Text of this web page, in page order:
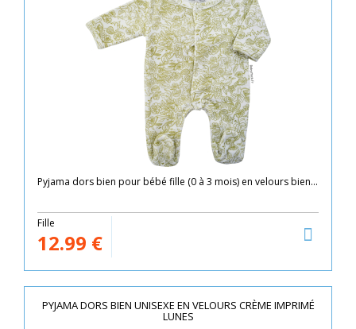
Pyjama dors bien pour bébé fille (0 à 3 mois) en velours bien...
Fille
12.99 €
PYJAMA DORS BIEN UNISEXE EN VELOURS CRÈME IMPRIMÉ
LUNES